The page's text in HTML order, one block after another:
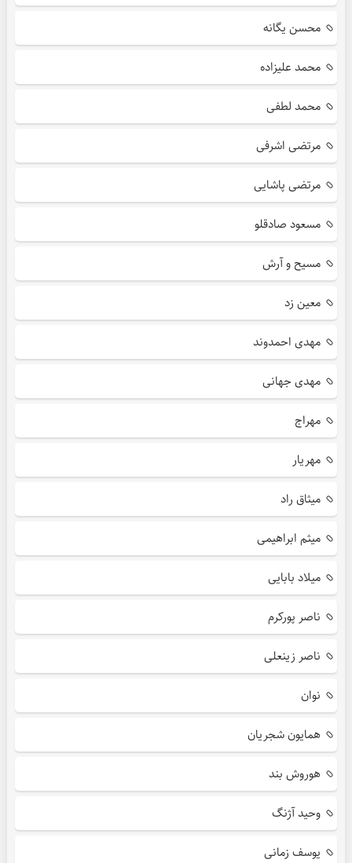
محسن یگانه
محمد علیزاده
محمد لطفی
مرتضی اشرفی
مرتضی پاشایی
مسعود صادقلو
مسیح و آرش
معین زد
مهدی احمدوند
مهدی جهانی
مهراج
مهریار
میثاق راد
میثم ابراهیمی
میلاد بابایی
ناصر پورکرم
ناصر زینعلی
نوان
همایون شجریان
هوروش بند
وحید آژنگ
یوسف زمانی